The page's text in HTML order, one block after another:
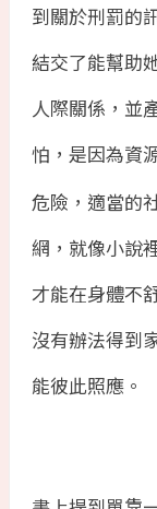
到關於刑罰的
結交了能幫助
人際關係，並
怕，是因為資
危險，適當的
網，就像小說
才能在身體不
沒有辦法得到
能彼此照應。